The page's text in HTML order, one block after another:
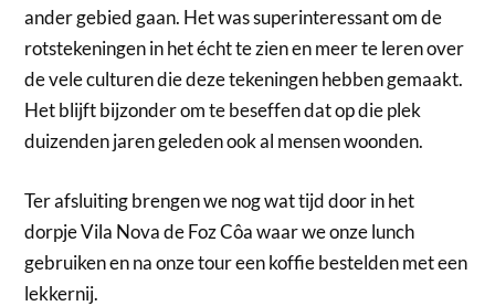
ander gebied gaan. Het was superinteressant om de
rotstekeningen in het écht te zien en meer te leren over
de vele culturen die deze tekeningen hebben gemaakt.
Het blijft bijzonder om te beseffen dat op die plek
duizenden jaren geleden ook al mensen woonden.
Ter afsluiting brengen we nog wat tijd door in het
dorpje Vila Nova de Foz Côa waar we onze lunch
gebruiken en na onze tour een koffie bestelden met een
lekkernij.